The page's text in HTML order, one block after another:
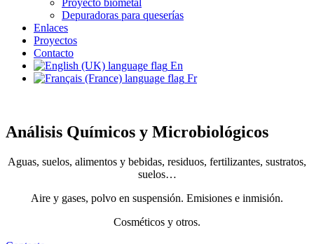
Proyecto biometal
Depuradoras para queserías
Enlaces
Proyectos
Contacto
En
Fr
Análisis Químicos y Microbiológicos
Aguas, suelos, alimentos y bebidas, residuos, fertilizantes, sustratos,
suelos…
Aire y gases, polvo en suspensión. Emisiones e inmisión.
Cosméticos y otros.